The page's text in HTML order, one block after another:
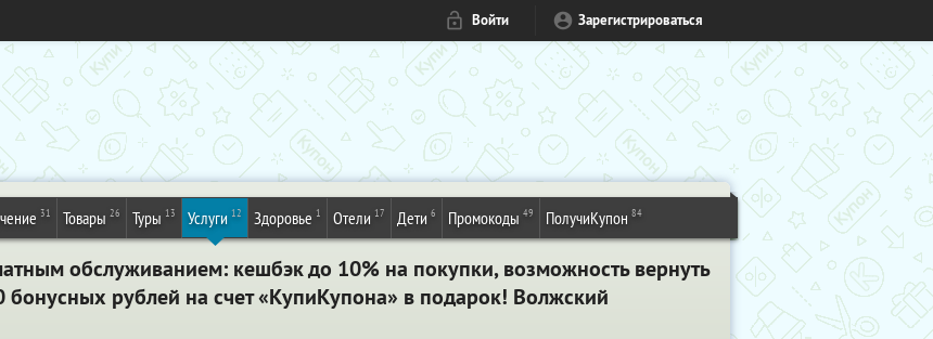
Войти Зарегистрироваться
31 Товары 26 Туры 13 Услуги 12 Здоровье 1 Отели 17 Дети 6 Промокоды 49 ПолучиКупон 84
обслуживанием: кешбэк до 10% на покупки, возможность вернуть
рублей на счет «КупиКупона» в подарок! Волжский